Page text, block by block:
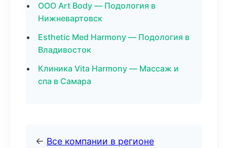
ООО Art Body — Подология в
Нижневартовск
Esthetic Med Harmony — Подология в
Владивосток
Клиника Vita Harmony — Массаж и
спа в Самара
← Все компании в регионе